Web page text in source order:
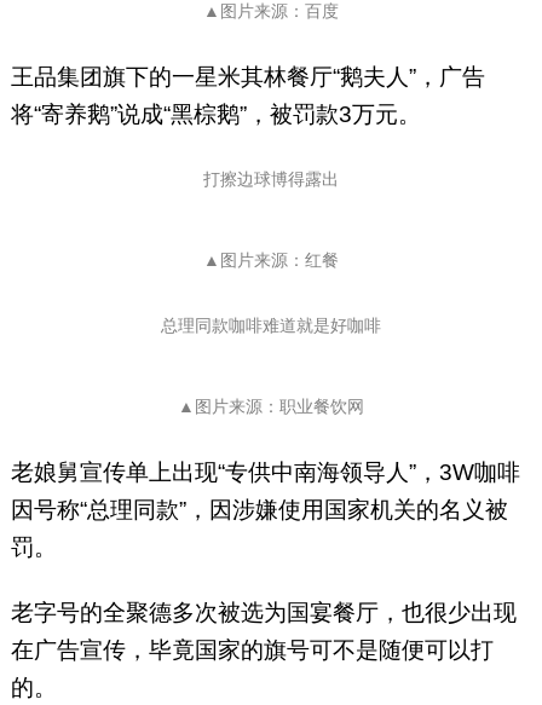
▲图片来源：百度
王品集团旗下的一星米其林餐厅“鹅夫人”，广告
将“寄养鹅”说成“黑棕鹅”，被罚款3万元。
打擦边球博得露出
▲图片来源：红餐
总理同款咖啡难道就是好咖啡
▲图片来源：职业餐饮网
老娘舅宣传单上出现“专供中南海领导人”，3W咖啡
因号称“总理同款”，因涉嫌使用国家机关的名义被
罚。
老字号的全聚德多次被选为国宴餐厅，也很少出现
在广告宣传，毕竟国家的旗号可不是随便可以打
的。